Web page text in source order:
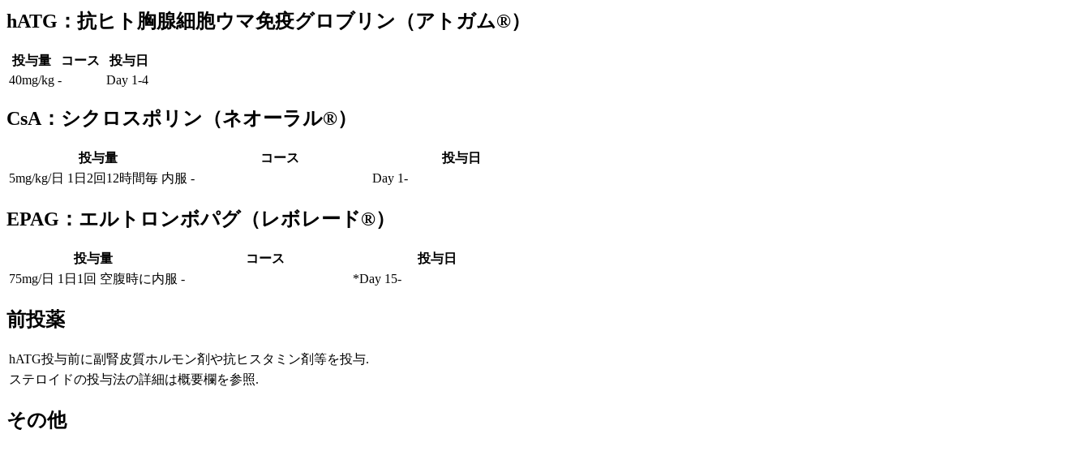
hATG：抗ヒト胸腺細胞ウマ免疫グロブリン（アトガム®）
投与量 コース
投与日
40mg/kg - Day 1-4
CsA：シクロスポリン（ネオーラル®）
投与量 コース
投与日
5mg/kg/日 1日2回12時間毎 内服 - Day 1-
EPAG：エルトロンボパグ（レボレード®）
投与量 コース
投与日
75mg/日 1日1回 空腹時に内服 - *Day 15-
前投薬
hATG投与前に副腎皮質ホルモン剤や抗ヒスタミン剤等を投与.
ステロイドの投与法の詳細は概要欄を参照.
その他